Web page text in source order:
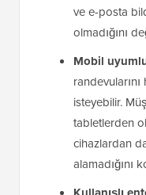
ve e-posta
olmadığını
Mobil
isteyebilir.
tabletlerden
cihazlardan
alamadığını